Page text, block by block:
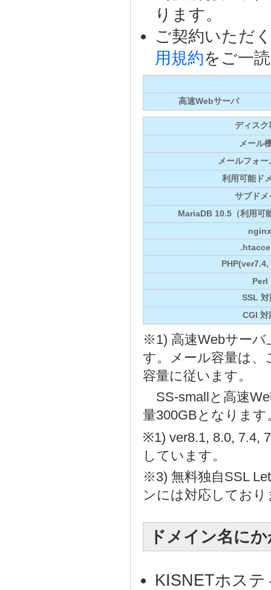
ります。
ご契約いただ
用規約をご一
高速Webサーバ
ディスク
メール
メールフォ
利用可能ド
サブドメ
MariaDB 10.5（利用可
nginx
Perl
SSL 対
CGI 対
※1) 高速Webサーバ
す。メール容量は
容量に従います。
SS-smallと高速
量300GBとなります
※1) ver8.1, 8.0, 7.4,
しています。
※3) 無料独自SSL
ンには対応してお
ドメイン名に
KISNETホス